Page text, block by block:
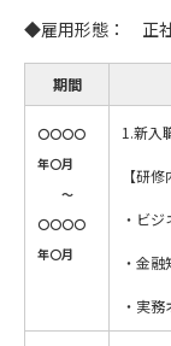
◆雇用形態： 正社
期間
〇〇〇〇
年〇月
～
〇〇〇〇
年〇月
1.新入
【研修
・ビ
・金
・実